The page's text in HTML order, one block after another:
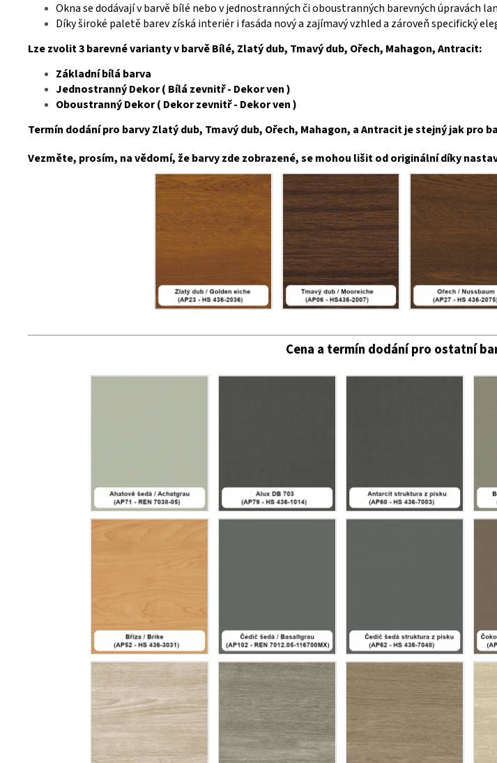
Okna se dodávají v barvě bílé nebo v jednostranných či oboustranných barevných úpravách
Díky široké paletě barev získá interiér i fasáda nový a zajímavý vzhled a zároveň specifický
Lze zvolit 3 barevné varianty v barvě Bílé, Zlatý dub, Tmavý dub, Ořech, Mahagon, Antracit:
Základní bílá barva
Jednostranný Dekor ( Bílá zevnitř - Dekor ven )
Oboustranný Dekor ( Dekor zevnitř - Dekor ven )
Termín dodání pro barvy Zlatý dub, Tmavý dub, Ořech, Mahagon, a Antracit je stejný jak pro
Vezměte, prosím, na vědomí, že barvy zde zobrazené, se mohou lišit od originální díky
Cena a termín dodání pro ostatní